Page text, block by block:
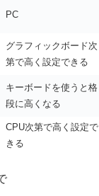
PC
グラフィックボード次
第で高く設定できる
キーボードを使うと格
段に高くなる
CPU次第で高く設定で
きる